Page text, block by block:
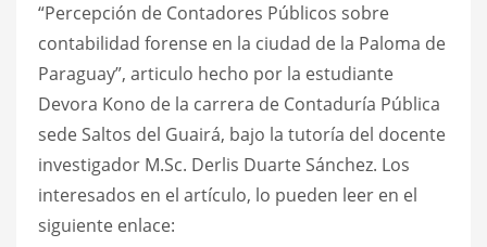
“Percepción de Contadores Públicos sobre
contabilidad forense en la ciudad de la Paloma de
Paraguay”, articulo hecho por la estudiante
Devora Kono de la carrera de Contaduría Pública
sede Saltos del Guairá, bajo la tutoría del docente
investigador M.Sc. Derlis Duarte Sánchez. Los
interesados en el artículo, lo pueden leer en el
siguiente enlace: